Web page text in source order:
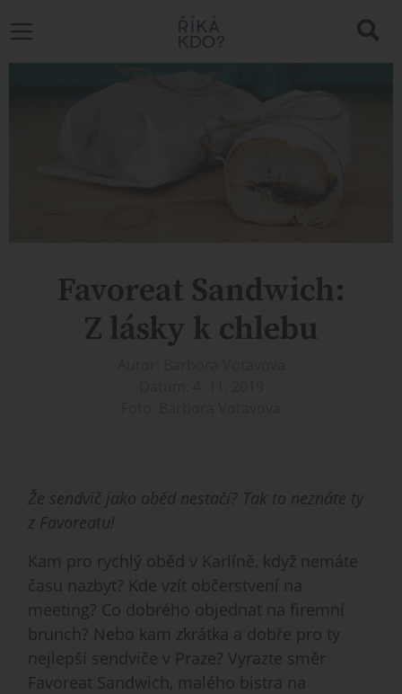
Favoreat Sandwich:
Z lásky k chlebu
Že sendvič jako oběd nestačí? Tak to neznáte ty
z Favoreatu!
Kam pro rychlý oběd v Karlíně, když nemáte
času nazbyt? Kde vzít občerstvení na
meeting? Co dobrého objednat na firemní
brunch? Nebo kam zkrátka a dobře pro ty
nejlepší sendviče v Praze? Vyrazte směr
Favoreat Sandwich, malého bistra na